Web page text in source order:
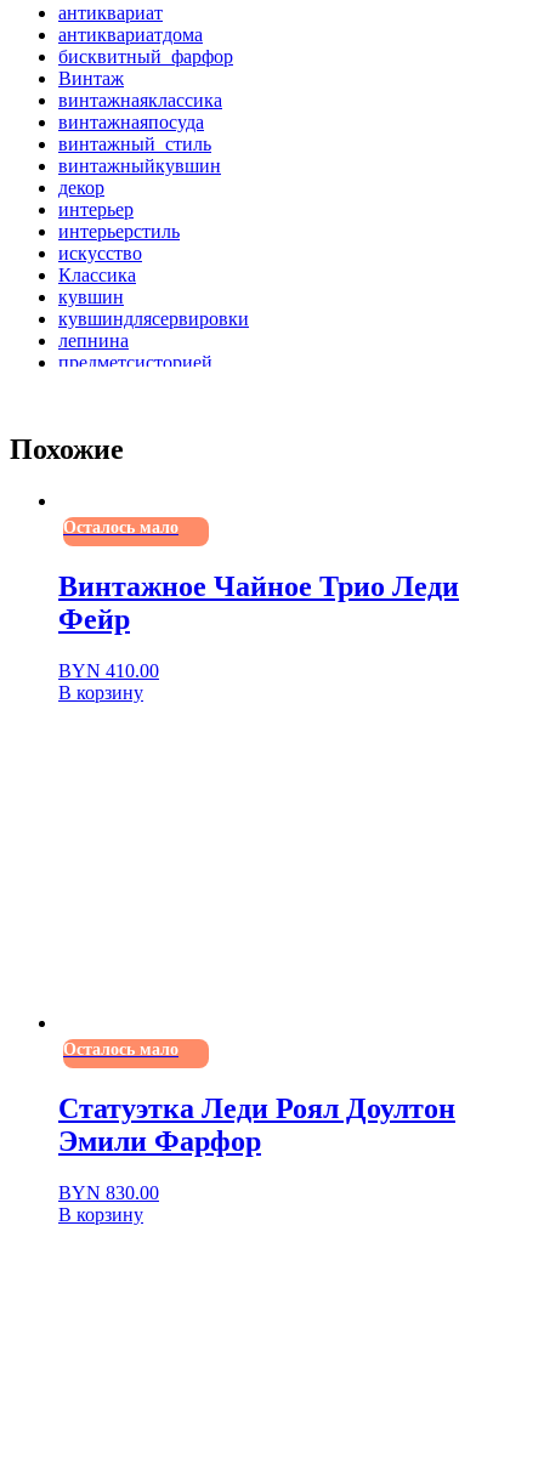
антиквариат
антиквариатдома
бисквитный_фарфор
Винтаж
винтажнаяклассика
винтажнаяпосуда
винтажный_стиль
винтажныйкувшин
декор
интерьер
интерьерстиль
искусство
Классика
кувшин
кувшиндлясервировки
лепнина
предметсисторией
ручная_работа
украшениедома
уникальный_стиль
Уют
фарфор
фарфоровыйкувшин
Похожие
Осталось мало
Винтажное Чайное Трио Леди
Фейр
BYN 410.00
В корзину
Осталось мало
Статуэтка Леди Роял Доултон
Эмили Фарфор
BYN 830.00
В корзину